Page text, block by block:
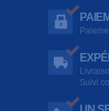
Suivi